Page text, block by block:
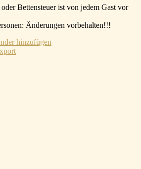
Bettensteuer ist von jedem Gast vor
Änderungen vorbehalten!!!
hinzufügen